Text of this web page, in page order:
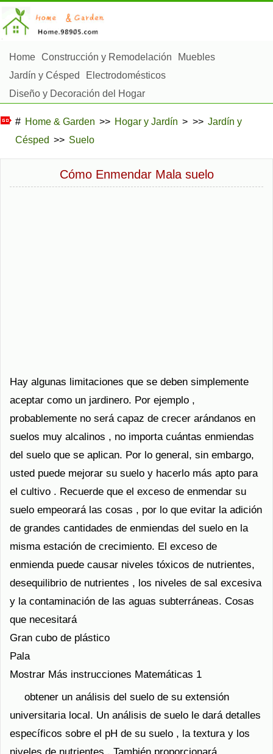
Home Construcción y Remodelación
Muebles
Jardín y Césped
Electrodomésticos
Diseño y Decoración del Hogar
Servicios de Limpieza
Paisajismo y Construcción Exterior
# Home & Garden >> Hogar y Jardín > >> Jardín y
Césped >> Suelo
Cómo Enmendar Mala suelo
Hay algunas limitaciones que se deben simplemente
aceptar como un jardinero. Por ejemplo ,
probablemente no será capaz de crecer arándanos en
suelos muy alcalinos , no importa cuántas enmiendas
del suelo que se aplican. Por lo general, sin embargo,
usted puede mejorar su suelo y hacerlo más apto para
el cultivo . Recuerde que el exceso de enmendar su
suelo empeorará las cosas , por lo que evitar la adición
de grandes cantidades de enmiendas del suelo en la
misma estación de crecimiento. El exceso de
enmienda puede causar niveles tóxicos de nutrientes,
desequilibrio de nutrientes , los niveles de sal excesiva
y la contaminación de las aguas subterráneas. Cosas
que necesitará
Gran cubo de plástico
Pala
Mostrar Más instrucciones Matemáticas 1
obtener un análisis del suelo de su extensión
universitaria local. Un análisis de suelo le dará detalles
específicos sobre el pH de su suelo , la textura y los